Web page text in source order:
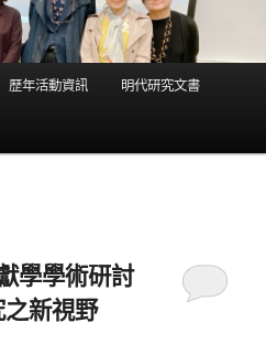
歷年活動資訊 明代研究文書
學學術研討
新視野